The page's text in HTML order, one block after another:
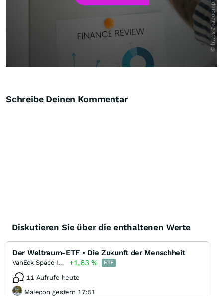
Schreibe Deinen Kommentar
Diskutieren Sie über die enthaltenen Werte
Der Weltraum-ETF • Die Zukunft der Menschheit
VanEck Space Innovators UCITS ETF +1,63% ETF
11 Aufrufe heute
Malecon gestern 17:51